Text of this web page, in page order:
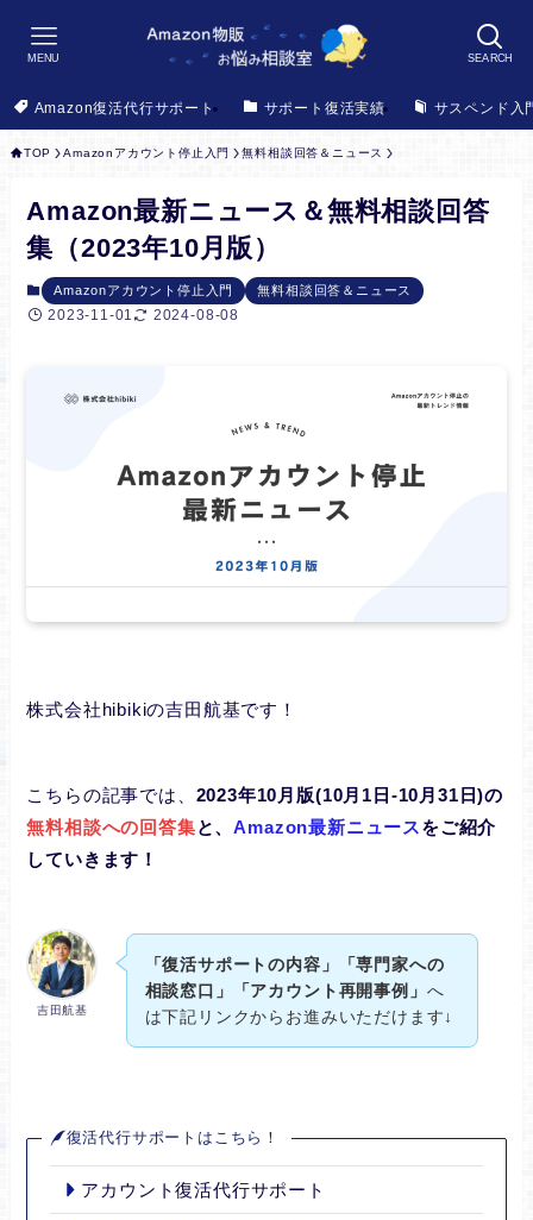
SEARCH
MENU
Amazon復活代行サポート サポート復活実績 サスペンド入
TOP Amazonアカウント停止入門 無料相談回答＆ニュース
Amazon最新ニュース＆無料相談回答
集（2023年10月版）
Amazonアカウント停止入門 無料相談回答＆ニュース
2023-11-01 2024-08-08
株式会社hibikiの吉田航基です！
こちらの記事では、 2023年10月版(10月1日-10月31日)の
無料相談への回答集と、Amazon最新ニュースをご紹介
していきます！
吉田航基
「復活サポートの内容 」「専門家への
相談窓口」「アカウント再開事例」 へ
は下記リンクからお進みいただけます↓
復活代行サポートはこちら！
アカウント復活代行サポート